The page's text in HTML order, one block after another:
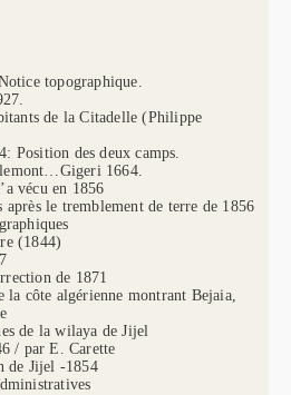
topographique.
de la Citadelle (Philippe
Position des deux camps.
1664.
vécu en 1856
après le tremblement de terre de 1856
(1844)
de 1871
la côte algérienne montrant Bejaia,
de la wilaya de Jijel
/ par E. Carette
de Jijel -1854